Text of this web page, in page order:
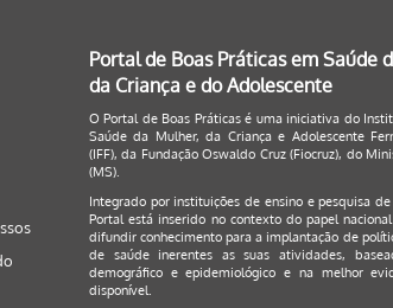
Portal de Boas Práticas em Saúde
da Criança e do Adolescente
O Portal de Boas Práticas é uma iniciativa do
Saúde da Mulher, da Criança e Adolescente
(IFF), da Fundação Oswaldo Cruz (Fiocruz), do
(MS).
Integrado por instituições de ensino e pesquisa
Portal está inserido no contexto do papel
difundir conhecimento para a implantação de
de saúde inerentes as suas atividades,
demográfico e epidemiológico e na melhor
disponível.